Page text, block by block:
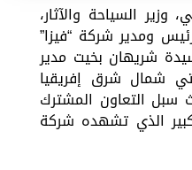
السياحة والآثار،
ومدير شركة “فيزا”
شريهان بخيت مدير
شمال شرق إفريقيا
سبل التعاون المشترك
الذي تشهده شركة